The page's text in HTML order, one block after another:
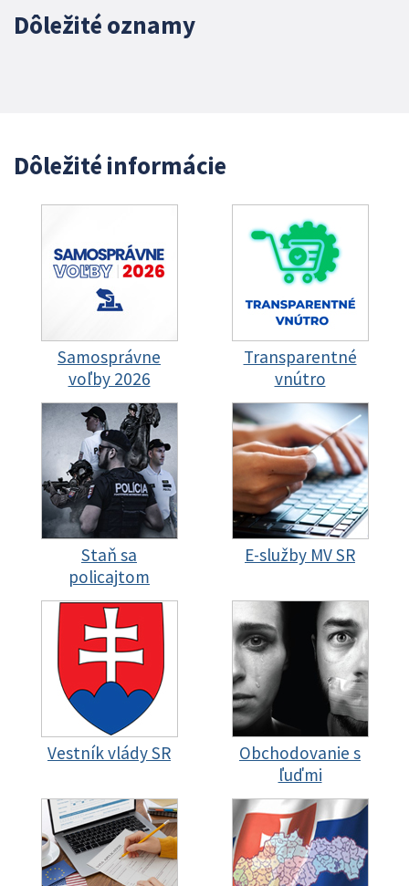
Dôležité oznamy
Dôležité informácie
Samosprávne
voľby 2026
Transparentné
vnútro
Staň sa
policajtom
E-služby MV SR
Vestník vlády SR
Obchodovanie s
ľuďmi